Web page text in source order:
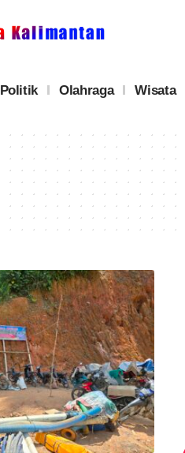
Politik Olahraga Wisata